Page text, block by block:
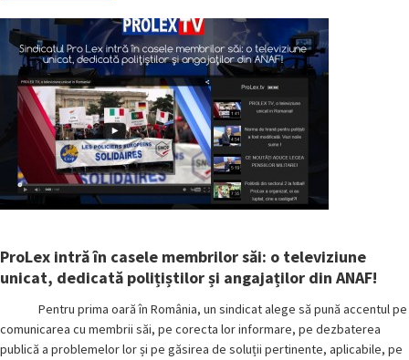
ProLex intră în casele membrilor săi: o televiziune
unicat, dedicată polițiștilor și angajaților din ANAF!
Pentru prima oară în România, un sindicat alege să pună accentul pe
comunicarea cu membrii săi, pe corecta lor informare, pe dezbaterea
publică a problemelor lor și pe găsirea de soluții pertinente, aplicabile, pe